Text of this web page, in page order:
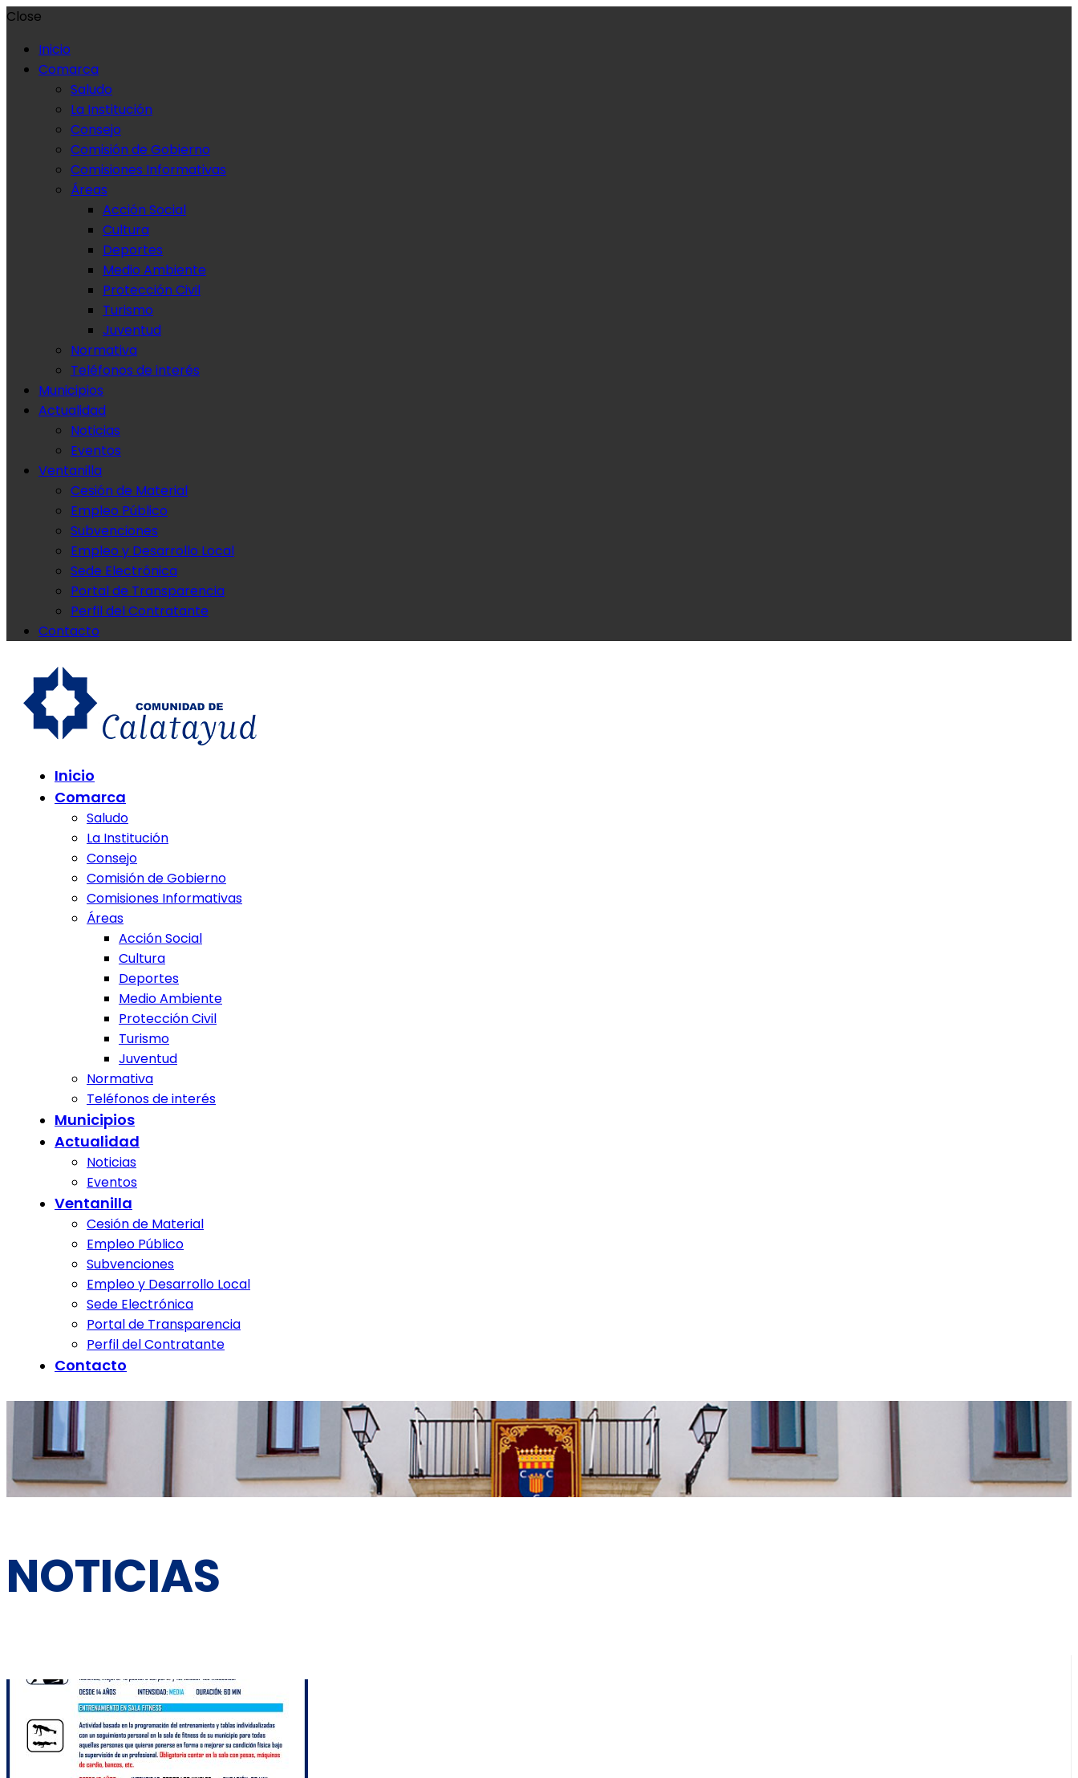
Close
Inicio
Comarca
Saludo
La Institución
Consejo
Comisión de Gobierno
Comisiones Informativas
Áreas
Acción Social
Cultura
Deportes
Medio Ambiente
Protección Civil
Turismo
Juventud
Normativa
Teléfonos de interés
Municipios
Actualidad
Noticias
Eventos
Ventanilla
Cesión de Material
Empleo Público
Subvenciones
Empleo y Desarrollo Local
Sede Electrónica
Portal de Transparencia
Perfil del Contratante
Contacto
Comunidad de Calatayud
Comunidad de Calatayud
Inicio
Comarca
Saludo
La Institución
Consejo
Comisión de Gobierno
Comisiones Informativas
Áreas
Acción Social
Cultura
Deportes
Medio Ambiente
Protección Civil
Turismo
Juventud
Normativa
Teléfonos de interés
Municipios
Actualidad
Noticias
Eventos
Ventanilla
Cesión de Material
Empleo Público
Subvenciones
Empleo y Desarrollo Local
Sede Electrónica
Portal de Transparencia
Perfil del Contratante
Contacto
NOTICIAS